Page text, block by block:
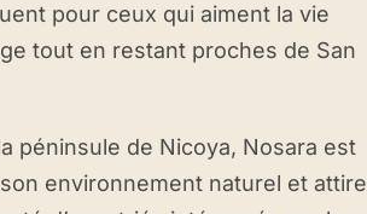
pour ceux qui aiment la vie
tout en restant proches de San
péninsule de Nicoya, Nosara est
environnement naturel et attire